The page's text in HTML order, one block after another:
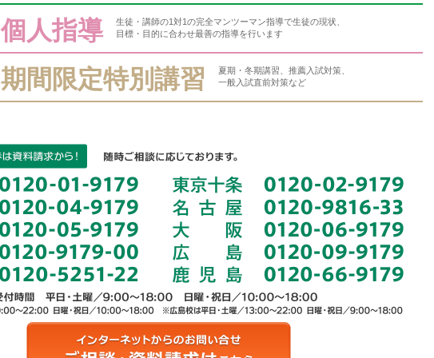
個人指導
生徒・講師の1対1の完全マンツーマン指導で生徒の現状、
目標・目的に合わせ最善の指導を行います
期間限定特別講習
夏期・冬期講習、推薦入試対策、
一般入試直前対策など